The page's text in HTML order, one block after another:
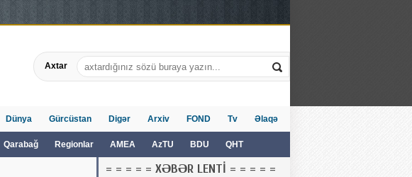
Axtar
Qarabağ Regionlar AMEA AzTU BDU QHT
Dünya Gürcüstan Digər Arxiv FOND Tv Əlaqə
= = = = = XƏBƏR LENTİ = = = = =